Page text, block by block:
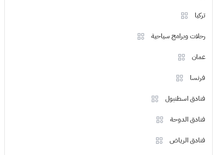
تركيا
رحلات وبرامج سياحية
عمان
فرنسا
فنادق اسطنبول
فنادق الدوحة
فنادق الرياض